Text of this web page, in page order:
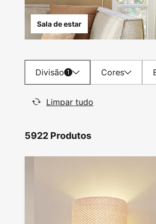
Sala de estar
Divisão 1 Cores
Limpar tudo
5922 Produtos